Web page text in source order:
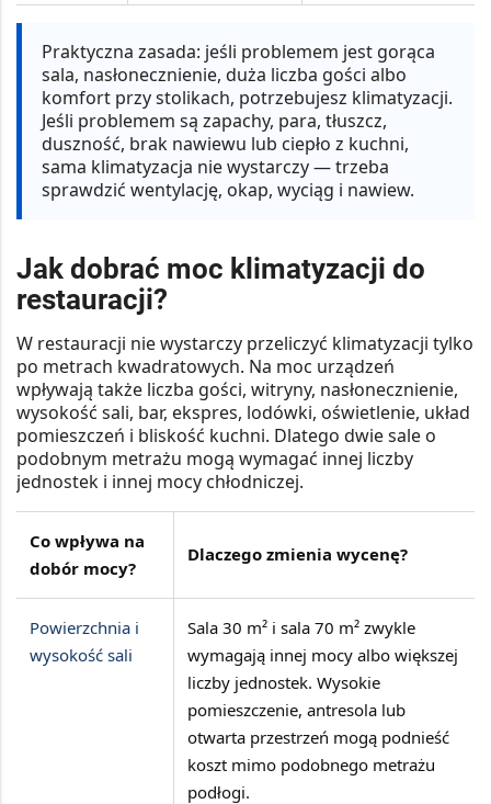
Praktyczna zasada: jeśli problemem jest gorąca
sala, nasłonecznienie, duża liczba gości albo
komfort przy stolikach, potrzebujesz klimatyzacji.
Jeśli problemem są zapachy, para, tłuszcz,
duszność, brak nawiewu lub ciepło z kuchni,
sama klimatyzacja nie wystarczy — trzeba
sprawdzić wentylację, okap, wyciąg i nawiew.
Jak dobrać moc klimatyzacji do
restauracji?
W restauracji nie wystarczy przeliczyć klimatyzacji tylko
po metrach kwadratowych. Na moc urządzeń
wpływają także liczba gości, witryny, nasłonecznienie,
wysokość sali, bar, ekspres, lodówki, oświetlenie, układ
pomieszczeń i bliskość kuchni. Dlatego dwie sale o
podobnym metrażu mogą wymagać innej liczby
jednostek i innej mocy chłodniczej.
Co wpływa na
dobór mocy?
Dlaczego zmienia wycenę?
Powierzchnia i
wysokość sali
Sala 30 m² i sala 70 m² zwykle
wymagają innej mocy albo większej
liczby jednostek. Wysokie
pomieszczenie, antresola lub
otwarta przestrzeń mogą podnieść
koszt mimo podobnego metrażu
podłogi.